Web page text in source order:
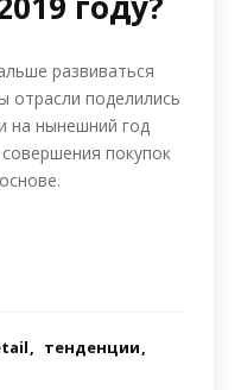
развиваться
отрасли поделились
на нынешний год
покупок
тенденции